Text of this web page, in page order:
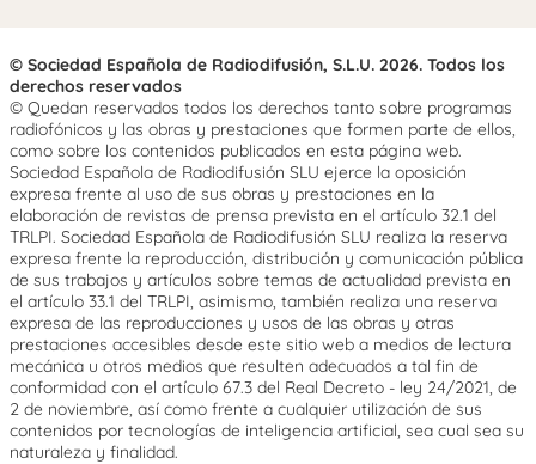
© Sociedad Española de Radiodifusión, S.L.U. 2026. Todos los
derechos reservados
© Quedan reservados todos los derechos tanto sobre programas
radiofónicos y las obras y prestaciones que formen parte de ellos,
como sobre los contenidos publicados en esta página web.
Sociedad Española de Radiodifusión SLU ejerce la oposición
expresa frente al uso de sus obras y prestaciones en la
elaboración de revistas de prensa prevista en el artículo 32.1 del
TRLPI. Sociedad Española de Radiodifusión SLU realiza la reserva
expresa frente la reproducción, distribución y comunicación pública
de sus trabajos y artículos sobre temas de actualidad prevista en
el artículo 33.1 del TRLPI, asimismo, también realiza una reserva
expresa de las reproducciones y usos de las obras y otras
prestaciones accesibles desde este sitio web a medios de lectura
mecánica u otros medios que resulten adecuados a tal fin de
conformidad con el artículo 67.3 del Real Decreto - ley 24/2021, de
2 de noviembre, así como frente a cualquier utilización de sus
contenidos por tecnologías de inteligencia artificial, sea cual sea su
naturaleza y finalidad.